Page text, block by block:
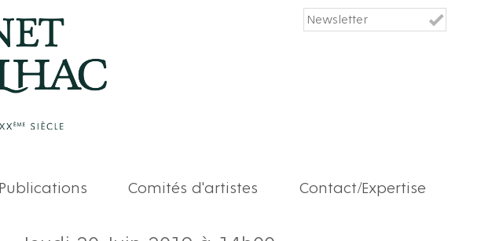
Publications Comités d'artistes Contact/Expertise